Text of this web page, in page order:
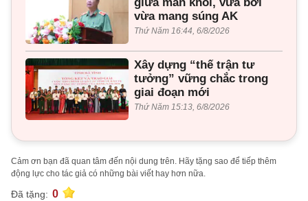
giữa màn khói, vừa bơi
vừa mang súng AK
Thứ Năm 16:44, 6/8/2026
Xây dựng “thế trận tư
tưởng” vững chắc trong
giai đoạn mới
Thứ Năm 15:13, 6/8/2026
Cảm ơn bạn đã quan tâm đến nội dung trên. Hãy tặng sao để tiếp thêm
động lực cho tác giả có những bài viết hay hơn nữa.
Đã tặng: 0